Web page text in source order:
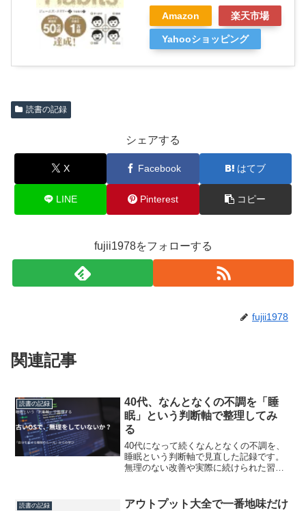
Amazon 楽天市場
Yahooショッピング
読書の記録
シェアする
X Facebook はてブ
LINE Pinterest コピー
fujii1978をフォローする
fujii1978
関連記事
読書の記録
40代、なんとなくの不調を「睡
眠」という判断軸で整理してみ
る
40代になって続くなんとなくの不調を、
睡眠という判断軸で見直した記録です。
無理のない改善や実際に続けられた習慣
読書の記録
アウトプット大全で一番地味だけ